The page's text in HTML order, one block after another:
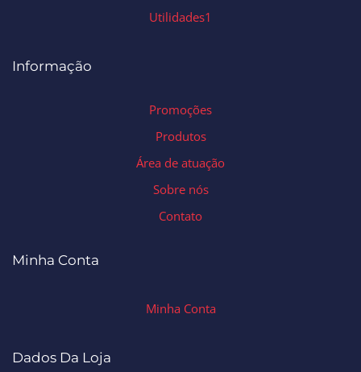
Utilidades1
Informação
Promoções
Produtos
Área de atuação
Sobre nós
Contato
Minha Conta
Minha Conta
Dados Da Loja